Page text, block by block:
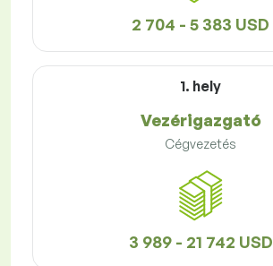
2 704 - 5 383 USD
1. hely
Vezérigazgató
Cégvezetés
3 989 - 21 742 USD